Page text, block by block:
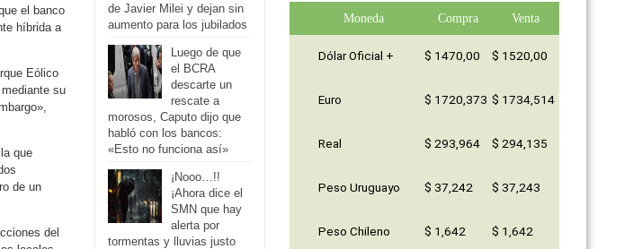
el banco
híbrida a
Eólico
su
que
de un
del
de Javier Milei y dejan sin
aumento para los jubilados
Luego de que
el BCRA
descarte un
rescate a
morosos, Caputo dijo que
habló con los bancos:
«Esto no funciona así»
¡Nooo…!!
¡Ahora dice el
SMN que hay
alerta por
tormentas y lluvias justo
Moneda Compra Venta
Dólar Oficial + $ 1470,00 $ 1520,00
Euro $ 1720,373 $ 1734,514
Real $ 293,964 $ 294,135
Peso Uruguayo $ 37,242 $ 37,243
Peso Chileno $ 1,642 $ 1,642